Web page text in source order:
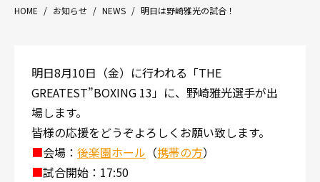
八王子中屋ボクシングジム
〒192-0072 東京都八王子市南町3-8 第2原嶋ビル1F
営業時間：月〜土 14:00〜22:00 / 日・祝 14:00〜19:00
入会案内
サポーター募集
HOME / お知らせ / NEWS / 明日は野崎雅光の試合！
明日8月10日（金）に行われる「THE
GREATEST”BOXING 13」に、野崎雅光選手が出
場します。
皆様の応援をどうぞよろしくお願い致します。
■会場： 後楽園ホール （携帯の方）
■試合開始：17:50